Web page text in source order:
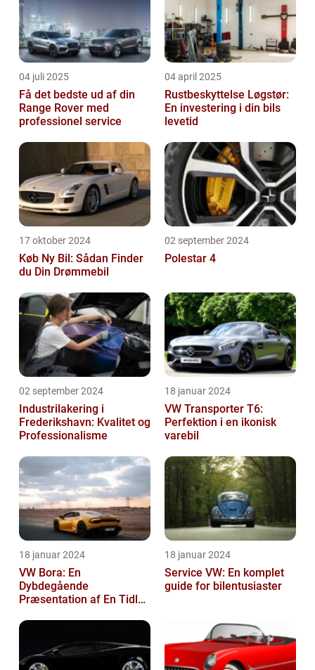
04 juli 2025
Få det bedste ud af din
Range Rover med
professionel service
04 april 2025
Rustbeskyttelse Løgstør:
En investering i din bils
levetid
17 oktober 2024
Køb Ny Bil: Sådan Finder
du Din Drømmebil
02 september 2024
Polestar 4
02 september 2024
Industrilakering i
Frederikshavn: Kvalitet og
Professionalisme
18 januar 2024
VW Transporter T6:
Perfektion i en ikonisk
varebil
18 januar 2024
VW Bora: En
Dybdegående
Præsentation af En Tidløs
18 januar 2024
Service VW: En komplet
guide for bilentusiaster